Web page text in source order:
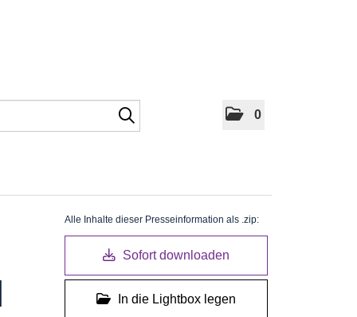
0
Alle Inhalte dieser Presseinformation als .zip:
Sofort downloaden
In die Lightbox legen